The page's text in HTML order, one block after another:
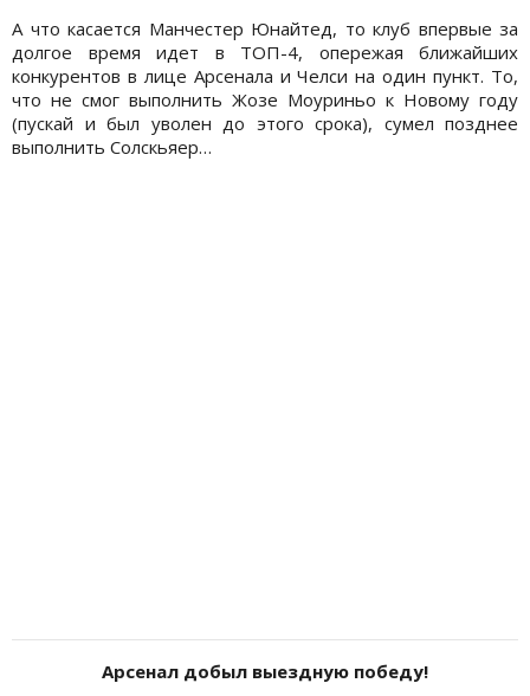
А что касается Манчестер Юнайтед, то клуб впервые за
долгое время идет в ТОП-4, опережая ближайших
конкурентов в лице Арсенала и Челси на один пункт. То,
что не смог выполнить Жозе Моуриньо к Новому году
(пускай и был уволен до этого срока), сумел позднее
выполнить Солскьяер…
Арсенал добыл выездную победу!